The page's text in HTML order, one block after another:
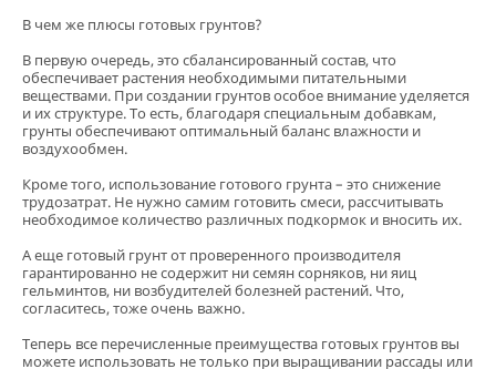
В чем же плюсы готовых грунтов?
В первую очередь, это сбалансированный состав, что
обеспечивает растения необходимыми питательными
веществами. При создании грунтов особое внимание уделяется
и их структуре. То есть, благодаря специальным добавкам,
грунты обеспечивают оптимальный баланс влажности и
воздухообмен.
Кроме того, использование готового грунта – это снижение
трудозатрат. Не нужно самим готовить смеси, рассчитывать
необходимое количество различных подкормок и вносить их.
А еще готовый грунт от проверенного производителя
гарантированно не содержит ни семян сорняков, ни яиц
гельминтов, ни возбудителей болезней растений. Что,
согласитесь, тоже очень важно.
Теперь все перечисленные преимущества готовых грунтов вы
можете использовать не только при выращивании рассады или